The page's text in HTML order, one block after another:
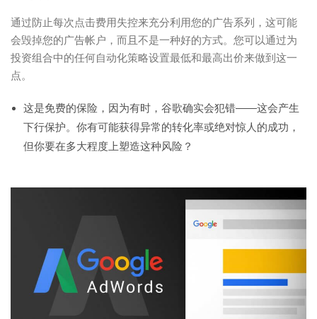
通过防止每次点击费用失控来充分利用您的广告系列，这可能
会毁掉您的广告帐户，而且不是一种好的方式。您可以通过为
投资组合中的任何自动化策略设置最低和最高出价来做到这一
点。
这是免费的保险，因为有时，谷歌确实会犯错——这会产生
下行保护。你有可能获得异常的转化率或绝对惊人的成功，
但你要在多大程度上塑造这种风险？